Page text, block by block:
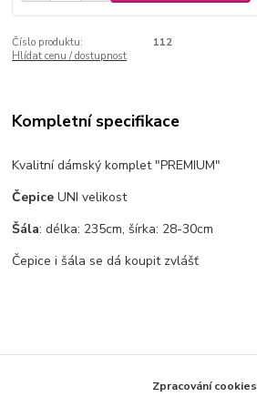
Číslo produktu:
112
Hlídat cenu / dostupnost
Kompletní specifikace
Kvalitní dámský komplet "PREMIUM"
Čepice UNI velikost
Šála: délka: 235cm, šírka: 28-30cm
Čepice i šála se dá koupit zvlášť
Zpracování cookies